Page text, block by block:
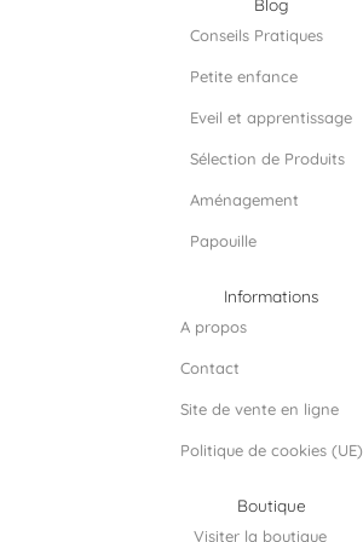
o
o
k
a
g
a
m
d
Conseils Pratiques
Petite enfance
Eveil et apprentissage
Sélection de Produits
Aménagement
Papouille
Informations
A propos
Contact
Site de vente en ligne
Politique de cookies (UE)
Boutique
Visiter la boutique